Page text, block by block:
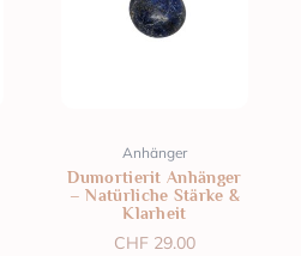
Anhänger
Dumortierit Anhänger
– Natürliche Stärke &
Klarheit
CHF 29.00